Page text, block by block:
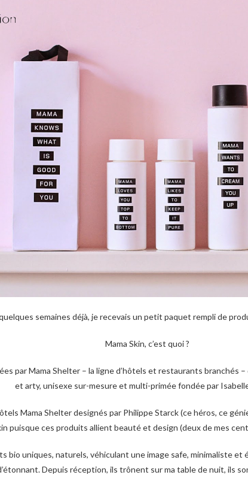
semaines déjà, je recevais un petit paquet rempli de
Mama Skin, c’est quoi ?
par Mama Shelter – la ligne d’hôtels et restaurants branchés
et arty, unisexe sur-mesure et multi-primée fondée par
Mama Shelter designés par Philippe Starck (ce héros, ce
puisque ces produits allient beauté et design (deux de mes
bio uniques, naturels, véhiculant une image safe, minimaliste et
Depuis réception, ils trônent sur ma table de nuit, ils